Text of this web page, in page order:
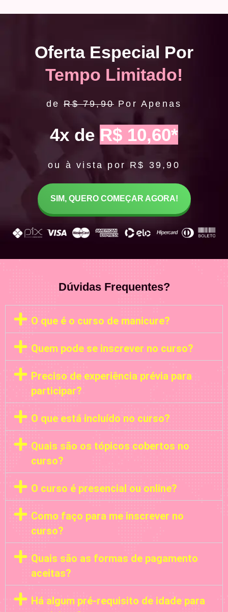
Oferta Especial Por
Tempo Limitado!
deR$ 79,90 Por Apenas
4x de R$ 10,60*
ou à vista por R$ 39,90
SIM, QUERO COMEÇAR AGORA!
Dúvidas Frequentes?
O que é o curso de manicure?
Quem pode se inscrever no curso?
Preciso de experiência prévia para
participar?
O que está incluído no curso?
Quais são os tópicos cobertos no
curso?
O curso é presencial ou online?
Como faço para me inscrever no
curso?
Quais são as formas de pagamento
aceitas?
Há algum pré-requisito de idade para